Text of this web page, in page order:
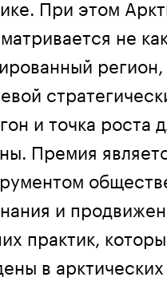
При этом
не
регион,
и точка роста
Премия
и
практик,
в арктических